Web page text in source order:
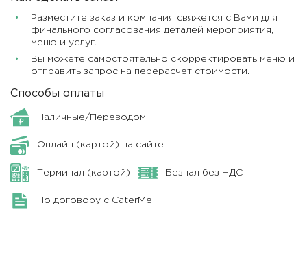
Разместите заказ и компания свяжется с Вами для
финального согласования деталей мероприятия,
меню и услуг.
Вы можете самостоятельно скорректировать меню и
отправить запрос на перерасчет стоимости.
Способы оплаты
Наличные/Переводом
Онлайн (картой) на сайте
Терминал (картой) Безнал без НДС
По договору с CaterMe